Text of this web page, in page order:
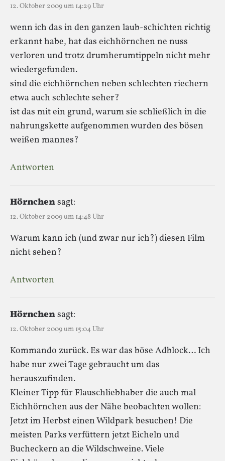
12. Oktober 2009 um 14:29 Uhr
wenn ich das in den ganzen laub-schichten richtig
erkannt habe, hat das eichhörnchen ne nuss
verloren und trotz drumherumtippeln nicht mehr
wiedergefunden.
sind die eichhörnchen neben schlechten riechern
etwa auch schlechte seher?
ist das mit ein grund, warum sie schließlich in die
nahrungskette aufgenommen wurden des bösen
weißen mannes?
Antworten
Hörnchensagt:
12. Oktober 2009 um 14:48 Uhr
Warum kann ich (und zwar nur ich?) diesen Film
nicht sehen?
Antworten
Hörnchensagt:
12. Oktober 2009 um 15:04 Uhr
Kommando zurück. Es war das böse Adblock… Ich
habe nur zwei Tage gebraucht um das
herauszufinden.
Kleiner Tipp für Flauschliebhaber die auch mal
Eichhörnchen aus der Nähe beobachten wollen:
Jetzt im Herbst einen Wildpark besuchen! Die
meisten Parks verfüttern jetzt Eicheln und
Bucheckern an die Wildschweine. Viele